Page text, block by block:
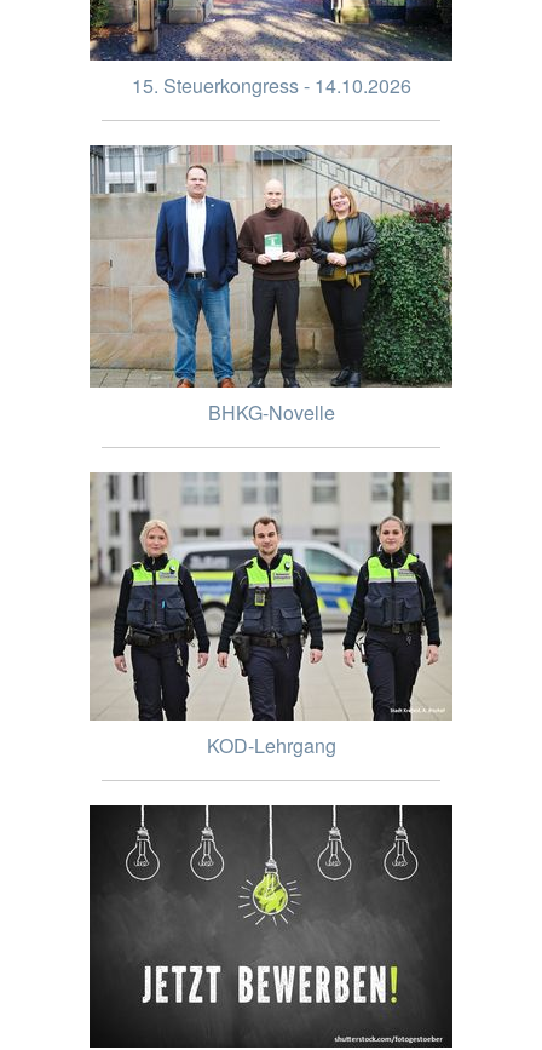
15. Steuerkongress - 14.10.2026
BHKG-Novelle
KOD-Lehrgang